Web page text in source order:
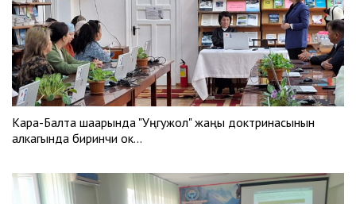
Кара-Балта шаарында "Уңгужол" жаңы доктринасынын
алкагында биринчи ок…